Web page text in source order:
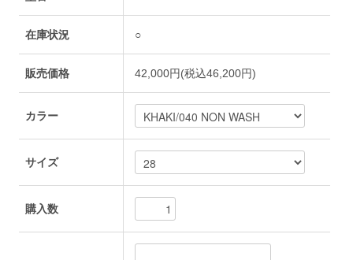
在庫状況 ○
販売価格 42,000円(税込46,200円)
カラー
サイズ
購入数